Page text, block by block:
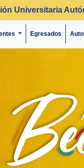
Universitaria
Egresados